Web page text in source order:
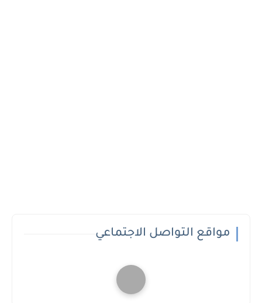
مواقع التواصل الاجتماعي